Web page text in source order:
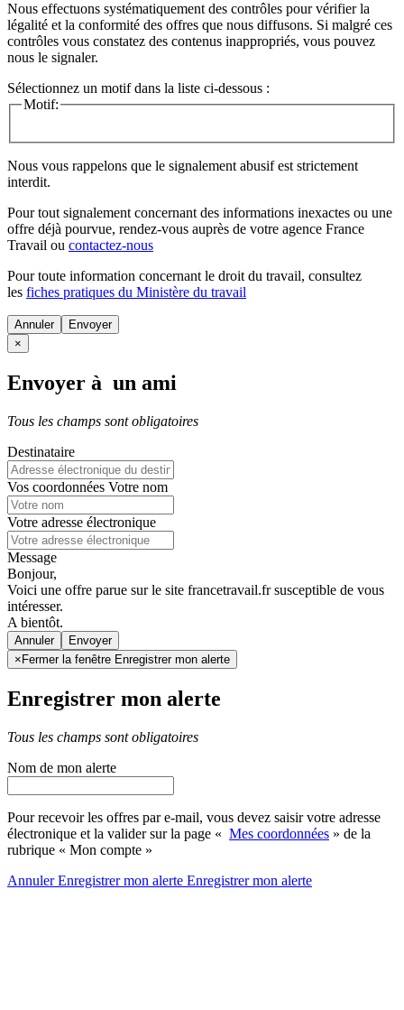
Nous effectuons systématiquement des contrôles pour vérifier la
légalité et la conformité des offres que nous diffusons. Si malgré ces
contrôles vous constatez des contenus inappropriés, vous pouvez
nous le signaler.
Sélectionnez un motif dans la liste ci-dessous :
Motif:
Nous vous rappelons que le signalement abusif est strictement
interdit.
Pour tout signalement concernant des informations inexactes ou une
offre déjà pourvue, rendez-vous auprès de votre agence France
Travail ou contactez-nous
Pour toute information concernant le droit du travail, consultez
les fiches pratiques du Ministère du travail
Annuler
×
Envoyer à un ami
Tous les champs sont obligatoires
Destinataire
Vos coordonnées Votre nom
Votre adresse électronique
Message
Bonjour,
Voici une offre parue sur le site francetravail.fr susceptible de vous
intéresser.
A bientôt.
Annuler
× Fermer la fenêtre Enregistrer mon alerte
Enregistrer mon alerte
Tous les champs sont obligatoires
Nom de mon alerte
Pour recevoir les offres par e-mail, vous devez saisir votre adresse
électronique et la valider sur la page « Mes coordonnées » de la
rubrique « Mon compte »
AnnulerEnregistrer mon alerte Enregistrermon alerte